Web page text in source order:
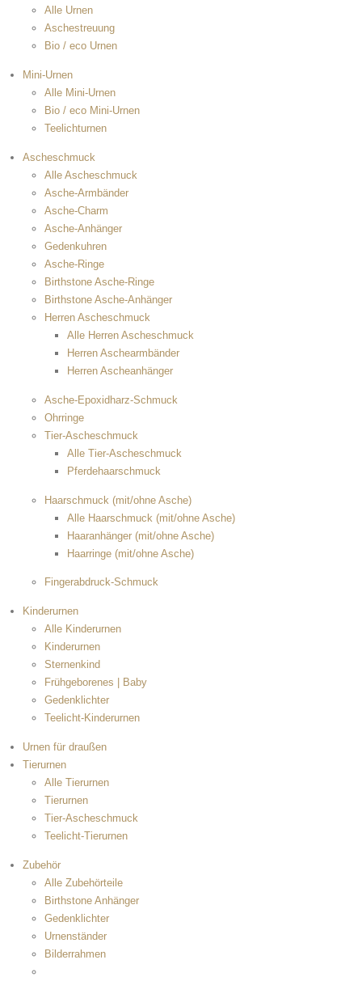
Alle Urnen
Aschestreuung
Bio / eco Urnen
Mini-Urnen
Alle Mini-Urnen
Bio / eco Mini-Urnen
Teelichturnen
Ascheschmuck
Alle Ascheschmuck
Asche-Armbänder
Asche-Charm
Asche-Anhänger
Gedenkuhren
Asche-Ringe
Birthstone Asche-Ringe
Birthstone Asche-Anhänger
Herren Ascheschmuck
Alle Herren Ascheschmuck
Herren Aschearmbänder
Herren Ascheanhänger
Asche-Epoxidharz-Schmuck
Ohrringe
Tier-Ascheschmuck
Alle Tier-Ascheschmuck
Pferdehaarschmuck
Haarschmuck (mit/ohne Asche)
Alle Haarschmuck (mit/ohne Asche)
Haaranhänger (mit/ohne Asche)
Haarringe (mit/ohne Asche)
Fingerabdruck-Schmuck
Kinderurnen
Alle Kinderurnen
Kinderurnen
Sternenkind
Frühgeborenes | Baby
Gedenklichter
Teelicht-Kinderurnen
Urnen für draußen
Tierurnen
Alle Tierurnen
Tierurnen
Tier-Ascheschmuck
Teelicht-Tierurnen
Zubehör
Alle Zubehörteile
Birthstone Anhänger
Gedenklichter
Urnenständer
Bilderrahmen